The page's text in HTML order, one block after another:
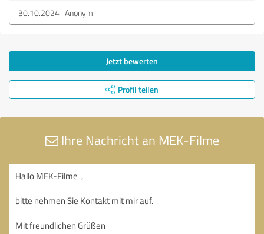
30.10.2024 Anonym
Jetzt bewerten
Profil teilen
Ihre Nachricht an MEK-Filme